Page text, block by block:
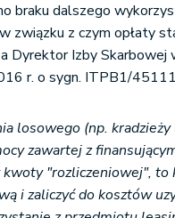
braku dalszego
związku z czym opłaty
Dyrektor Izby Skarbowej
r. o sygn. ITPB1/
losowego (np.
zawartej z
kwoty "rozliczeniowej",
i zaliczyć do kosztów